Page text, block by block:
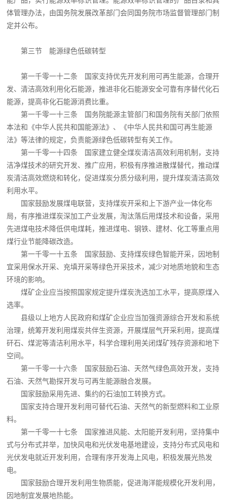
体管理办法，由国务院发展改革部门会同国务院市场监督管理部门制
定并公布。
第三节 能源绿色低碳转型
第一千零一十二条 国家支持优先开发利用可再生能源，合理开
发、清洁高效利用化石能源，推进非化石能源安全可靠有序替代化石
能源，提高非化石能源消费比重。
第一千零一十三条 国务院能源主管部门和国务院有关部门依照
本法和《中华人民共和国能源法》、《中华人民共和国可再生能源
法》等法律的规定，负责能源绿色低碳转型有关工作。
第一千零一十四条 国家建立健全煤炭清洁高效利用机制，支持
洁净煤技术的研究开发、推广应用，积极有序推进散煤替代，推动煤
炭清洁高效燃烧和转化，促进煤炭分质分级利用，提升煤炭清洁高效
利用水平。
国家鼓励发展煤电联营，支持煤炭开采和上下游产业一体化布
局，有序推进煤炭深加工产业发展，淘汰落后用煤技术和设备，采用
先进煤电技术降低供电煤耗，推进煤电、钢铁、建材、化工等重点用
煤行业节能降碳改造。
第一千零一十五条 国家鼓励、支持煤炭绿色智能开采，因地制
宜采用保水开采、充填开采等绿色开采技术，减少对地质地貌和生态
环境的影响。
煤矿企业应当按照国家规定提升煤炭洗选加工水平，提高原煤入
选率。
县级以上地方人民政府和煤矿企业应当加强资源综合开发和系统
治理，统筹开发利用煤炭共伴生资源，开展煤层气开采利用，提高煤
矸石、煤泥等清洁利用水平，科学合理利用关闭煤矿残存资源和地下
空间。
第一千零一十六条 国家鼓励石油、天然气绿色高效开发，支持
石油、天然气勘探开发与可再生能源融合发展。
国家鼓励采用先进、集约的石油加工转换方式。
国家支持合理开发利用可替代石油、天然气的新型燃料和工业原
料。
第一千零一十七条 国家推进风能、太阳能开发利用，坚持集中
式与分布式并举，加快风电和光伏发电基地建设，支持分布式风电和
光伏发电就近开发利用，合理有序开发海上风电，积极发展光热发
电。
国家鼓励合理开发利用生物质能，促进海洋能规模化开发利用，
因地制宜发展地热能。